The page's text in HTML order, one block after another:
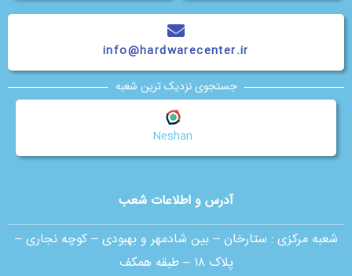
آدرس و اطلاعات شعب
شعبه مرکزی : ستارخان – بین شادمهر و بهبودی – کوچه نجاری –
پلاک ۱۸ – طبقه همکف
info@hardwarecenter.ir
جستجوی نزدیک ترین شعبه
Neshan